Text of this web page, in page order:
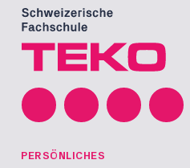
PERSÖNLICHES